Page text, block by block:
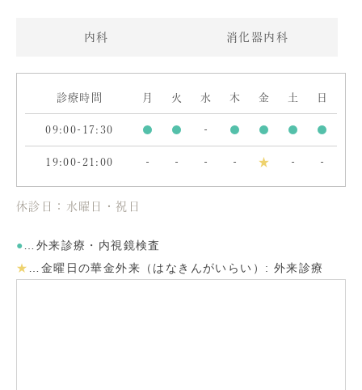
内科 消化器内科
診療時間 月 火 水 木 金 土 日
09:00-17:30 ● ● - ● ● ● ●
19:00-21:00 - - - - ★ - -
休診日：水曜日・祝日
● …外来診療・内視鏡検査
★
金曜日の華金外来（はなきんがいらい）: 外来診療